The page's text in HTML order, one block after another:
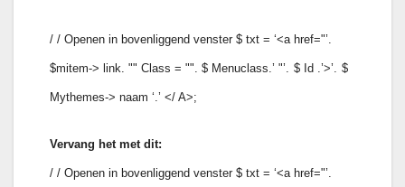
/ / Openen in bovenliggend venster $ txt = ‘<a href="’.
$mitem-> link. "" Class = "". $ Menuclass.’ "’. $ Id .’>’. $
Mythemes-> naam ‘.’ </ A>;
Vervang het met dit:
/ / Openen in bovenliggend venster $ txt = ‘<a href="’.